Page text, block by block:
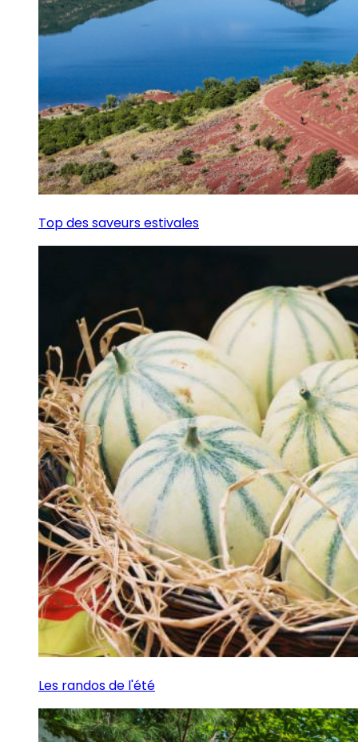
Top des saveurs estivales
Les randos de l'été